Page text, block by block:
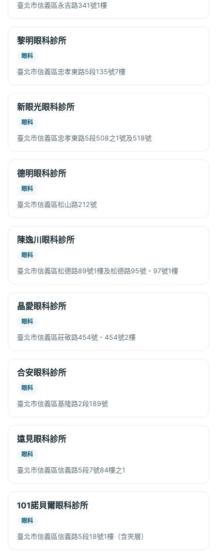
臺北市信義區永吉路341號1樓
黎明眼科診所
眼科
臺北市信義區忠孝東路5段135號7樓
新眼光眼科診所
眼科
臺北市信義區忠孝東路5段508之1號及518號
德明眼科診所
眼科
臺北市信義區松山路212號
陳逸川眼科診所
眼科
臺北市信義區松德路89號1樓及松德路95號、97號1樓
晶愛眼科診所
眼科
臺北市信義區莊敬路454號、454號2樓
合安眼科診所
眼科
臺北市信義區基隆路2段189號
遠見眼科診所
眼科
臺北市信義區信義路5段7號84樓之1
101諾貝爾眼科診所
眼科
臺北市信義區信義路5段18號1樓（含夾層）